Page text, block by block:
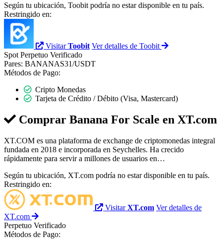
Según tu ubicación, Toobit podría no estar disponible en tu país.
Restringido en:
VisitarToobit Ver detalles de Toobit
Spot Perpetuo Verificado
Pares: BANANAS31/USDT
Métodos de Pago:
Cripto Monedas
Tarjeta de Crédito / Débito (Visa, Mastercard)
Comprar Banana For Scale en XT.com
XT.COM es una plataforma de exchange de criptomonedas integral
fundada en 2018 e incorporada en Seychelles. Ha crecido
rápidamente para servir a millones de usuarios en…
Según tu ubicación, XT.com podría no estar disponible en tu país.
Restringido en:
VisitarXT.com Ver detalles de
XT.com
Perpetuo Verificado
Métodos de Pago: